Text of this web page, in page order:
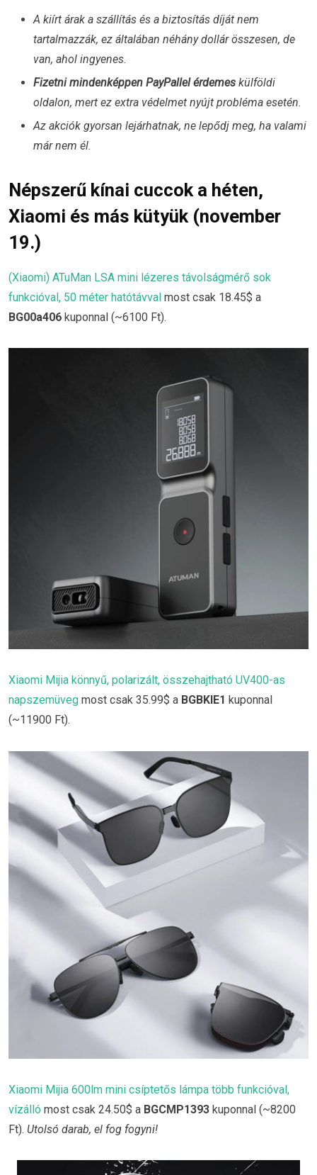
A kiírt árak a szállítás és a biztosítás díját nem
tartalmazzák, ez általában néhány dollár összesen, de
van, ahol ingyenes.
Fizetni mindenképpen PayPallel érdemes külföldi
oldalon, mert ez extra védelmet nyújt probléma esetén.
Az akciók gyorsan lejárhatnak, ne lepődj meg, ha valami
már nem él.
Népszerű kínai cuccok a héten,
Xiaomi és más kütyük (november
19.)
(Xiaomi) ATuMan LSA mini lézeres távolságmérő sok
funkcióval, 50 méter hatótávval most csak 18.45$ a
BG00a406 kuponnal (~6100 Ft).
Xiaomi Mijia könnyű, polarizált, összehajtható UV400-as
napszemüveg most csak 35.99$ a BGBKIE1 kuponnal
(~11900 Ft).
Xiaomi Mijia 600lm mini csíptetős lámpa több funkcióval,
vízálló most csak 24.50$ a BGCMP1393 kuponnal (~8200
Ft). Utolsó darab, el fog fogyni!